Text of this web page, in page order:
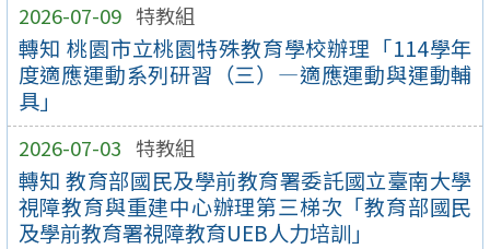
2026-07-09 特教組
轉知 桃園市立桃園特殊教育學校辦理「114學年
度適應運動系列研習（三）—適應運動與運動輔
具」
2026-07-03 特教組
轉知 教育部國民及學前教育署委託國立臺南大學
視障教育與重建中心辦理第三梯次「教育部國民
及學前教育署視障教育UEB人力培訓」